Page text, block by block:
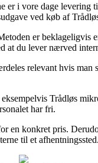
i vore dage levering
ved køb af
er beklageligvis
du lever nærved
relevant hvis
Trådløs
har fri.
en konkret pris.
til et afhentningssted.